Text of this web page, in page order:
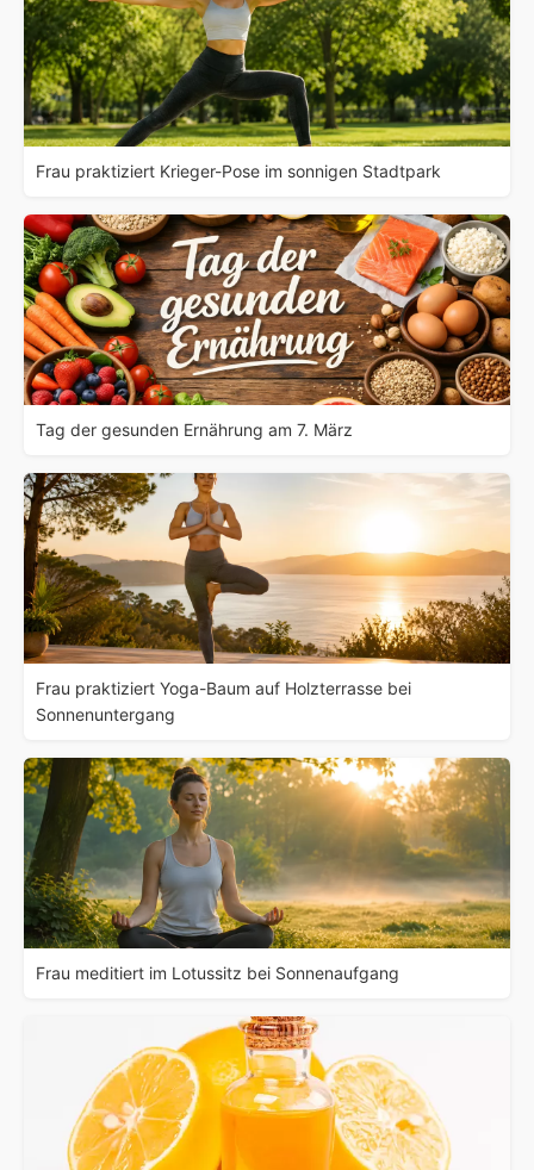
Frau praktiziert Krieger-Pose im sonnigen Stadtpark
Tag der gesunden Ernährung am 7. März
Frau praktiziert Yoga-Baum auf Holzterrasse bei
Sonnenuntergang
Frau meditiert im Lotussitz bei Sonnenaufgang